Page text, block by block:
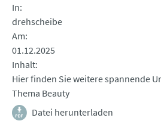
In
drehscheibe
Am
01.12.2025
Inhalt
Hier finden Sie weitere spannende
Thema Beauty
Datei herunterladen